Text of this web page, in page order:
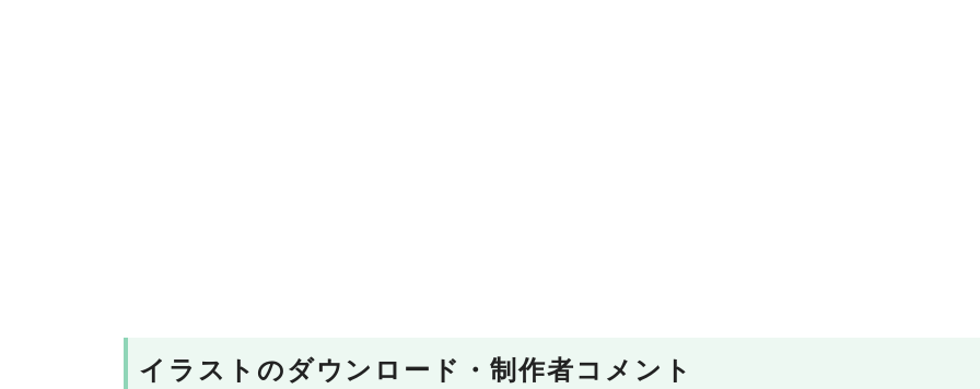
イラストのダウンロード・制作者コメント